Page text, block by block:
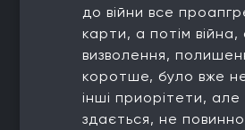
до війни все
карти, а потім війна,
визволення,
коротше, було вже
інші приорітети, але
здається, не